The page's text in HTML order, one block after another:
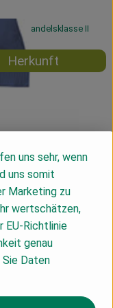
Handelsklasse II
Herkunft
uns sehr, wenn
uns somit
Marketing zu
wertschätzen,
EU-Richtlinie
genau
Daten